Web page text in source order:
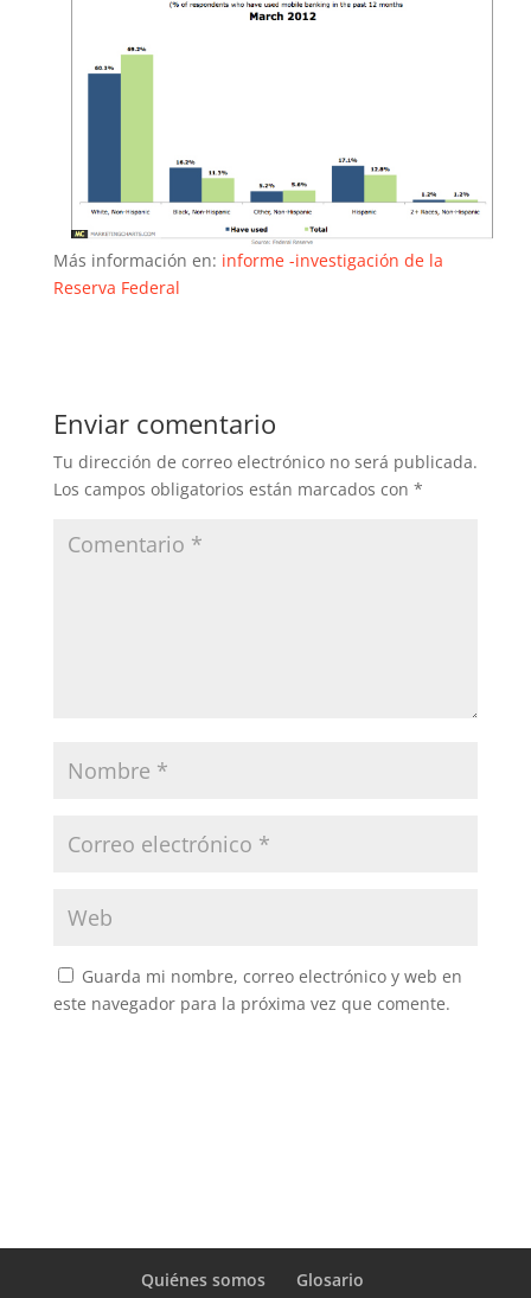
Más información en: informe -investigación de la
Reserva Federal
Enviar comentario
Tu dirección de correo electrónico no será publicada.
Los campos obligatorios están marcados con *
Guarda mi nombre, correo electrónico y web en
este navegador para la próxima vez que comente.
Quiénes somos Glosario